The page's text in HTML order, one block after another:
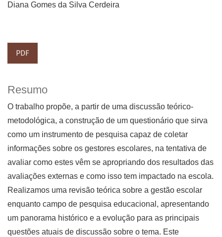
Diana Gomes da Silva Cerdeira
PDF
Resumo
O trabalho propõe, a partir de uma discussão teórico-
metodológica, a construção de um questionário que sirva
como um instrumento de pesquisa capaz de coletar
informações sobre os gestores escolares, na tentativa de
avaliar como estes vêm se apropriando dos resultados das
avaliações externas e como isso tem impactado na escola.
Realizamos uma revisão teórica sobre a gestão escolar
enquanto campo de pesquisa educacional, apresentando
um panorama histórico e a evolução para as principais
questões atuais de discussão sobre o tema. Este